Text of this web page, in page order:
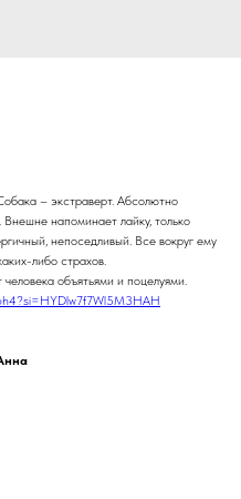
– экстраверт. Абсолютно
напоминает лайку, только
непоседливый. Все вокруг ему
либо страхов.
объятьями и поцелуями.